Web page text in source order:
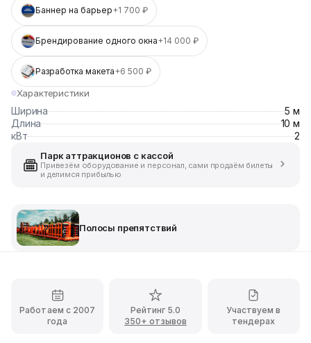
Баннер на барьер+1 700 ₽
Брендирование одного окна+14 000 ₽
Разработка макета+6 500 ₽
Характеристики
Ширина
5 м
Длина
10 м
кВт
2
Парк аттракционов с кассой
Привезём оборудование и персонал, сами продаём билеты
и делимся прибылью
Полосы препятствий
Работаем с 2007
года
Рейтинг 5.0
350+ отзывов
Участвуем в
тендерах